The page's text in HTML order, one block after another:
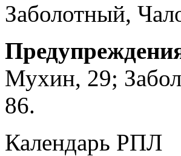
Заболотный,
Мухин, 29;
86.
Календарь РПЛ